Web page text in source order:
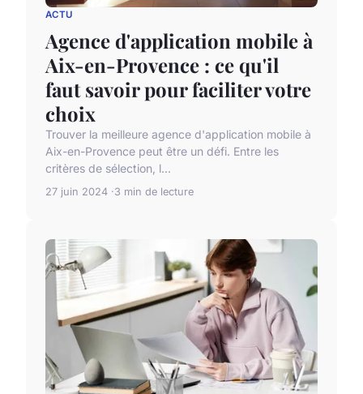
ACTU
Agence d'application mobile à
Aix-en-Provence : ce qu'il
faut savoir pour faciliter votre
choix
Trouver la meilleure agence d'application mobile à
Aix-en-Provence peut être un défi. Entre les
critères de sélection, l...
27 juin 2024 3 min de lecture